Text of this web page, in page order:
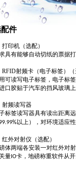
件
打印机 （选配）
具有能够自动切纸的票据
RFID射频卡（电子标签）
可读写电子标签，电子标
口胶贴于汽车的挡风玻璃
射频读写器
标签读写器具有读出距离
以上），对环境适应
红外对射仪 （选配）
体两端各安装一对红外对
量 IO卡，地磅称重软件从